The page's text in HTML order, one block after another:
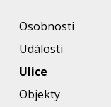
Osobnosti
Události
Ulice
Objekty